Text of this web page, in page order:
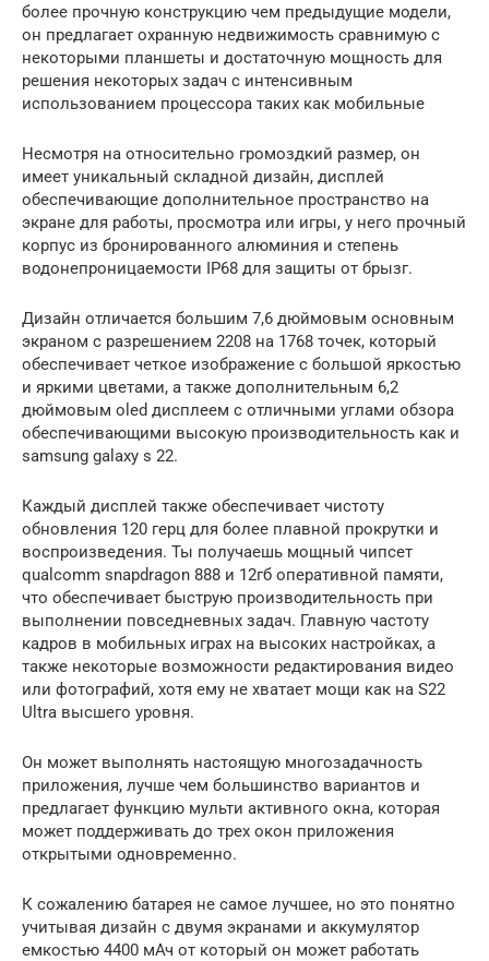
более прочную конструкцию чем предыдущие модели,
он предлагает охранную недвижимость сравнимую с
некоторыми планшеты и достаточную мощность для
решения некоторых задач с интенсивным
использованием процессора таких как мобильные
Несмотря на относительно громоздкий размер, он
имеет уникальный складной дизайн, дисплей
обеспечивающие дополнительное пространство на
экране для работы, просмотра или игры, у него прочный
корпус из бронированного алюминия и степень
водонепроницаемости IP68 для защиты от брызг.
Дизайн отличается большим 7,6 дюймовым основным
экраном с разрешением 2208 на 1768 точек, который
обеспечивает четкое изображение с большой яркостью
и яркими цветами, а также дополнительным 6,2
дюймовым oled дисплеем с отличными углами обзора
обеспечивающими высокую производительность как и
samsung galaxy s 22.
Каждый дисплей также обеспечивает чистоту
обновления 120 герц для более плавной прокрутки и
воспроизведения. Ты получаешь мощный чипсет
qualcomm snapdragon 888 и 12гб оперативной памяти,
что обеспечивает быструю производительность при
выполнении повседневных задач. Главную частоту
кадров в мобильных играх на высоких настройках, а
также некоторые возможности редактирования видео
или фотографий, хотя ему не хватает мощи как на S22
Ultra высшего уровня.
Он может выполнять настоящую многозадачность
приложения, лучше чем большинство вариантов и
предлагает функцию мульти активного окна, которая
может поддерживать до трех окон приложения
открытыми одновременно.
К сожалению батарея не самое лучшее, но это понятно
учитывая дизайн с двумя экранами и аккумулятор
емкостью 4400 мАч от который он может работать